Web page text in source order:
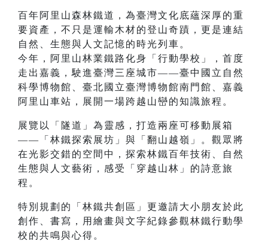
百年阿里山森林鐵道，為臺灣文化底蘊深厚的重
要資產，不只是運輸木材的登山奇蹟，更是連結
自然、生態與人文記憶的時光列車。
今年，阿里山林業鐵路化身「行動學校」，首度
走出嘉義，駛進臺灣三座城市——臺中國立自然
科學博物館、臺北國立臺灣博物館南門館、嘉義
阿里山車站，展開一場跨越山巒的知識旅程。
展覽以「隧道」為靈感，打造兩座可移動展箱
——「林鐵探索展坊」與「翻山越嶺」。觀眾將
在光影交錯的空間中，探索林鐵百年技術、自然
生態與人文藝術，感受「穿越山林」的詩意旅
程。
特別規劃的「林鐵共創區」更邀請大小朋友於此
創作、書寫，用繪畫與文字紀錄參觀林鐵行動學
校的共鳴與心得。